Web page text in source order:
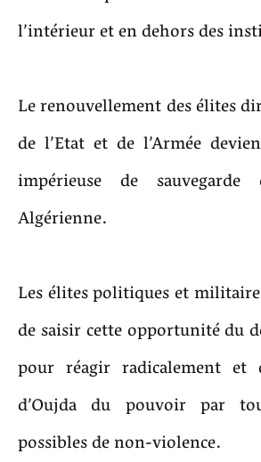
l’intérieur et en dehors des
Le renouvellement des élites
de l’Etat et de l’Armée
impérieuse de
Algérienne.
Les élites politiques et
de saisir cette opportunité du
pour réagir radicalement et
d’Oujda du pouvoir par
possibles de non-violence.